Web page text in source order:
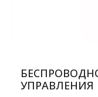
УПРАВЛЕНИЯ